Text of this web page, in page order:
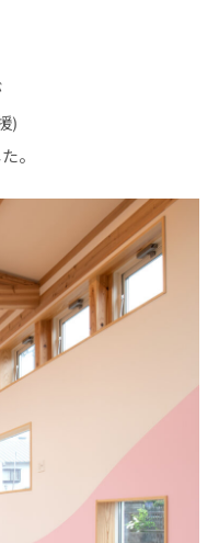
)
。